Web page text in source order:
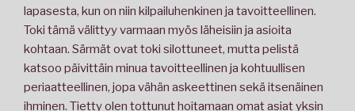
lapasesta, kun on niin kilpailuhenkinen ja tavoitteellinen.
Toki tämä välittyy varmaan myös läheisiin ja asioita
kohtaan. Särmät ovat toki silottuneet, mutta pelistä
katsoo päivittäin minua tavoitteellinen ja kohtuullisen
periaatteellinen, jopa vähän askeettinen sekä itsenäinen
ihminen. Tietty olen tottunut hoitamaan omat asiat yksin